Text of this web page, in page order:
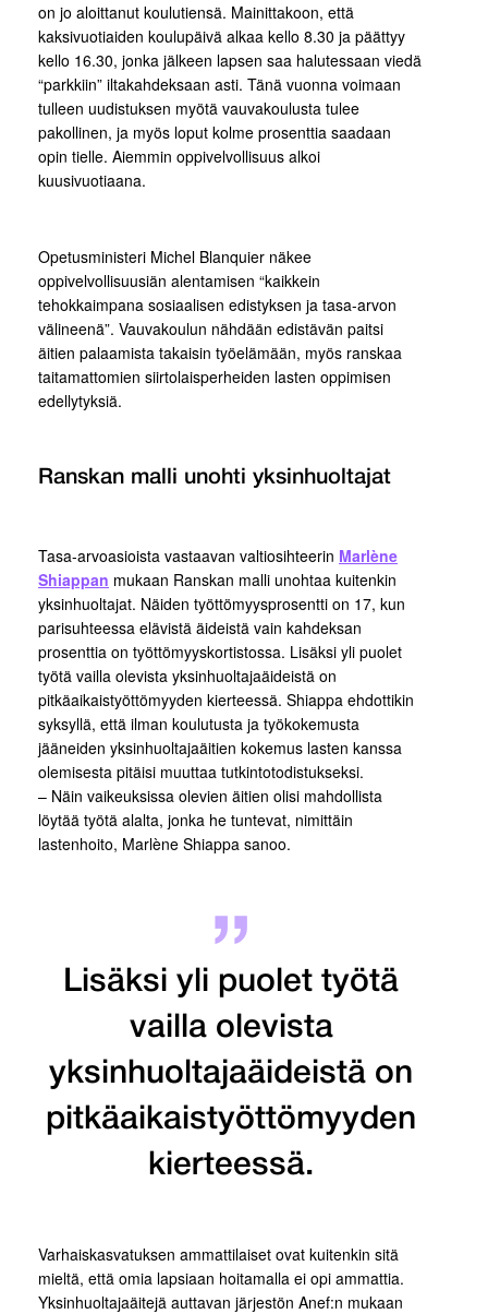
on jo aloittanut koulutiensä. Mainittakoon, että
kaksivuotiaiden koulupäivä alkaa kello 8.30 ja päättyy
kello 16.30, jonka jälkeen lapsen saa halutessaan viedä
“parkkiin” iltakahdeksaan asti. Tänä vuonna voimaan
tulleen uudistuksen myötä vauvakoulusta tulee
pakollinen, ja myös loput kolme prosenttia saadaan
opin tielle. Aiemmin oppivelvollisuus alkoi
kuusivuotiaana.
Opetusministeri Michel Blanquier näkee
oppivelvollisuusiän alentamisen “kaikkein
tehokkaimpana sosiaalisen edistyksen ja tasa-arvon
välineenä”. Vauvakoulun nähdään edistävän paitsi
äitien palaamista takaisin työelämään, myös ranskaa
taitamattomien siirtolaisperheiden lasten oppimisen
edellytyksiä.
Ranskan malli unohti yksinhuoltajat
Tasa-arvoasioista vastaavan valtiosihteerin Marlène
Shiappan mukaan Ranskan malli unohtaa kuitenkin
yksinhuoltajat. Näiden työttömyysprosentti on 17, kun
parisuhteessa elävistä äideistä vain kahdeksan
prosenttia on työttömyyskortistossa. Lisäksi yli puolet
työtä vailla olevista yksinhuoltajaäideistä on
pitkäaikaistyöttömyyden kierteessä. Shiappa ehdottikin
syksyllä, että ilman koulutusta ja työkokemusta
jääneiden yksinhuoltajaäitien kokemus lasten kanssa
olemisesta pitäisi muuttaa tutkintotodistukseksi.
– Näin vaikeuksissa olevien äitien olisi mahdollista
löytää työtä alalta, jonka he tuntevat, nimittäin
lastenhoito, Marlène Shiappa sanoo.
Lisäksi yli puolet työtä
vailla olevista
yksinhuoltajaäideistä on
pitkäaikaistyöttömyyden
kierteessä.
Varhaiskasvatuksen ammattilaiset ovat kuitenkin sitä
mieltä, että omia lapsiaan hoitamalla ei opi ammattia.
Yksinhuoltajaäitejä auttavan järjestön Anef:n mukaan